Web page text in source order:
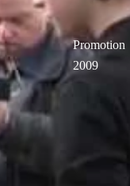
Promotion
2009